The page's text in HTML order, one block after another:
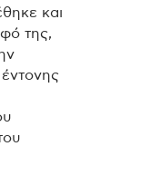
και
της,